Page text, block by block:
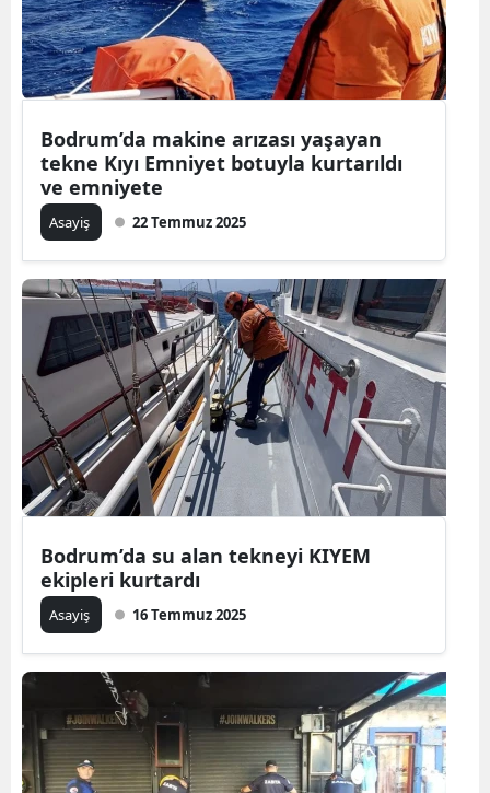
Bodrum’da makine arızası yaşayan
tekne Kıyı Emniyet botuyla kurtarıldı
ve emniyete
Asayiş 22 Temmuz 2025
Bodrum’da su alan tekneyi KIYEM
ekipleri kurtardı
Asayiş 16 Temmuz 2025